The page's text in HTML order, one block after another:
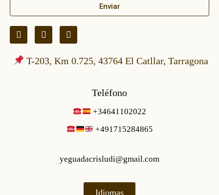
Enviar
T-203, Km 0.725, 43764 El Catllar, Tarragona
Teléfono
+34641102022
+491715284865
yeguadacrisludi@gmail.com
Idiomas